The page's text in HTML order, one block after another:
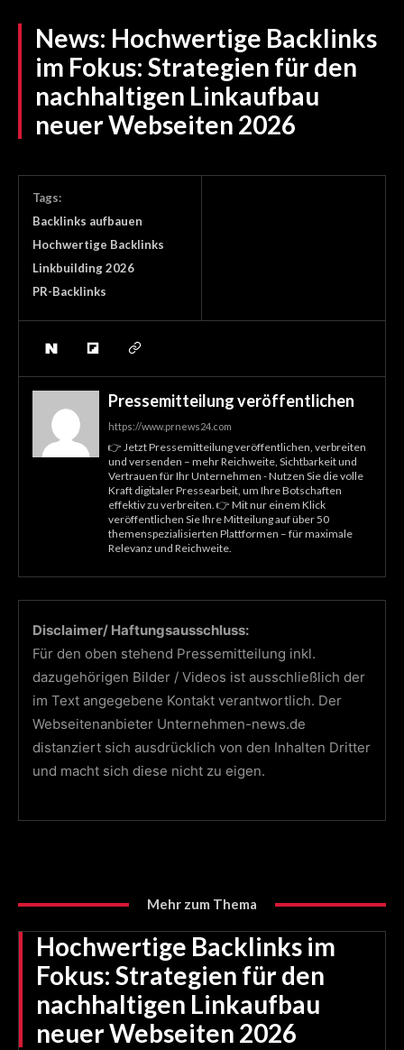
News: Hochwertige Backlinks
im Fokus: Strategien für den
nachhaltigen Linkaufbau
neuer Webseiten 2026
Tags:
Backlinks aufbauen
Hochwertige Backlinks
Linkbuilding 2026
PR-Backlinks
Pressemitteilung veröffentlichen
https://www.prnews24.com
👉 Jetzt Pressemitteilung veröffentlichen, verbreiten
und versenden – mehr Reichweite, Sichtbarkeit und
Vertrauen für Ihr Unternehmen - Nutzen Sie die volle
Kraft digitaler Pressearbeit, um Ihre Botschaften
effektiv zu verbreiten. 👉 Mit nur einem Klick
veröffentlichen Sie Ihre Mitteilung auf über 50
themenspezialisierten Plattformen – für maximale
Relevanz und Reichweite.
Disclaimer/ Haftungsausschluss:
Für den oben stehend Pressemitteilung inkl.
dazugehörigen Bilder / Videos ist ausschließlich der
im Text angegebene Kontakt verantwortlich. Der
Webseitenanbieter Unternehmen-news.de
distanziert sich ausdrücklich von den Inhalten Dritter
und macht sich diese nicht zu eigen.
Mehr zum Thema
Hochwertige Backlinks im
Fokus: Strategien für den
nachhaltigen Linkaufbau
neuer Webseiten 2026